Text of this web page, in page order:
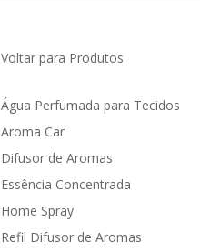
Voltar para Produtos
Água Perfumada para Tecidos
Aroma Car
Difusor de Aromas
Essência Concentrada
Home Spray
Refil Difusor de Aromas